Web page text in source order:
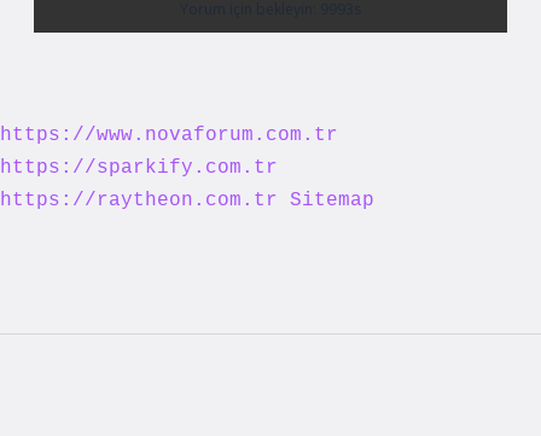
https://www.novaforum.com.tr
https://sparkify.com.tr
https://raytheon.com.tr
Sitemap